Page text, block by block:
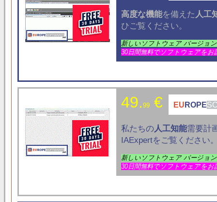
高度な機能を備えた 人工
ひご覧ください。
新しいソフトウェア バージョ
30日間無料でソフトウェアをお
49. 99€ EU ROPE
私たちの人工知能需要計
IAExpertをご覧ください
新しいソフトウェア バージョ
30日間無料でソフトウェアをお